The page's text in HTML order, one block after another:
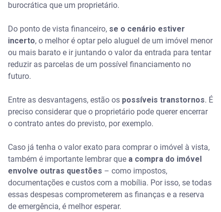
burocrática que um proprietário.
Do ponto de vista financeiro, se o cenário estiver
incerto, o melhor é optar pelo aluguel de um imóvel menor
ou mais barato e ir juntando o valor da entrada para tentar
reduzir as parcelas de um possível financiamento no
futuro.
Entre as desvantagens, estão os possíveis transtornos. É
preciso considerar que o proprietário pode querer encerrar
o contrato antes do previsto, por exemplo.
Caso já tenha o valor exato para comprar o imóvel à vista,
também é importante lembrar que a compra do imóvel
envolve outras questões – como impostos,
documentações e custos com a mobília. Por isso, se todas
essas despesas comprometerem as finanças e a reserva
de emergência, é melhor esperar.